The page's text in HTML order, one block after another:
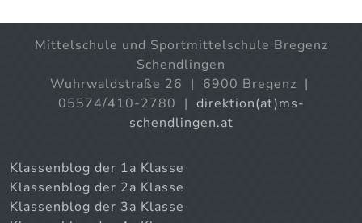
Mittelschule und Sportmittelschule Bregenz
Schendlingen
Wuhrwaldstraße 26 | 6900 Bregenz |
05574/410-2780 | direktion(at)ms-
schendlingen.at
Klassenblog der 1a Klasse
Klassenblog der 2a Klasse
Klassenblog der 3a Klasse